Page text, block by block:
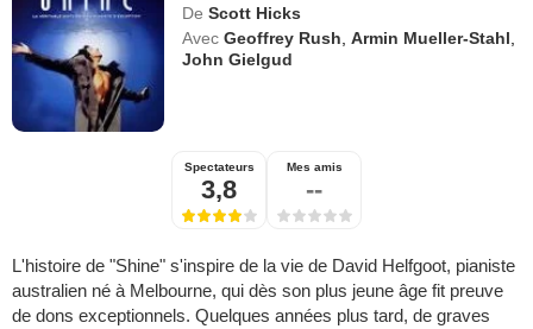
De Scott Hicks
Avec Geoffrey Rush,Armin Mueller-Stahl,
John Gielgud
Spectateurs
3,8
Mes amis
--
L'histoire de "Shine" s'inspire de la vie de David Helfgoot, pianiste
australien né à Melbourne, qui dès son plus jeune âge fit preuve
de dons exceptionnels. Quelques années plus tard, de graves